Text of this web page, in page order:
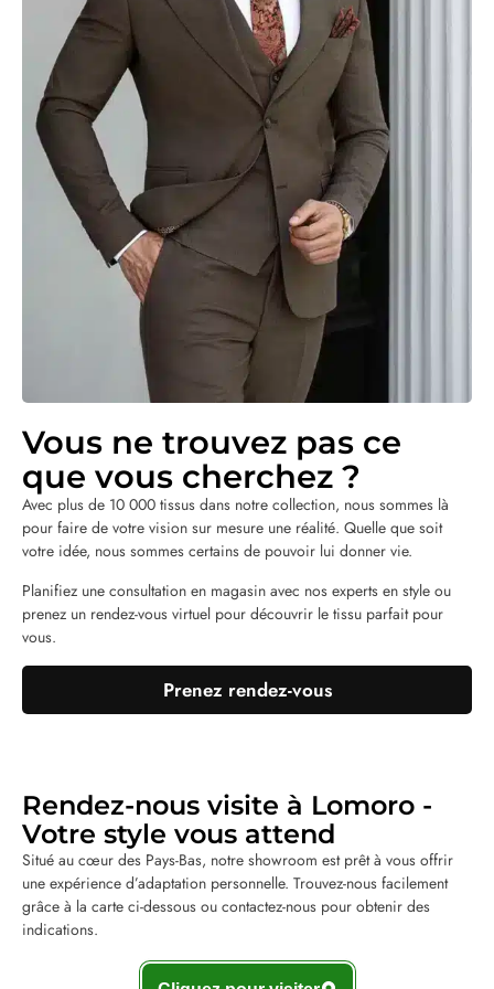
Vous ne trouvez pas ce
que vous cherchez ?
Avec plus de 10 000 tissus dans notre collection, nous sommes là
pour faire de votre vision sur mesure une réalité. Quelle que soit
votre idée, nous sommes certains de pouvoir lui donner vie.
Planifiez une consultation en magasin avec nos experts en style ou
prenez un rendez-vous virtuel pour découvrir le tissu parfait pour
vous.
Prenez rendez-vous
Rendez-nous visite à Lomoro -
Votre style vous attend
Situé au cœur des Pays-Bas, notre showroom est prêt à vous offrir
une expérience d’adaptation personnelle. Trouvez-nous facilement
grâce à la carte ci-dessous ou contactez-nous pour obtenir des
indications.